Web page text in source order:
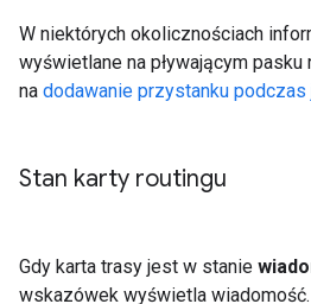
W niektórych okolicznościach
wyświetlane na pływającym pasku
na dodawanie przystanku podczas
Stan karty routingu
Gdy karta trasy jest w stanie
wskazówek wyświetla